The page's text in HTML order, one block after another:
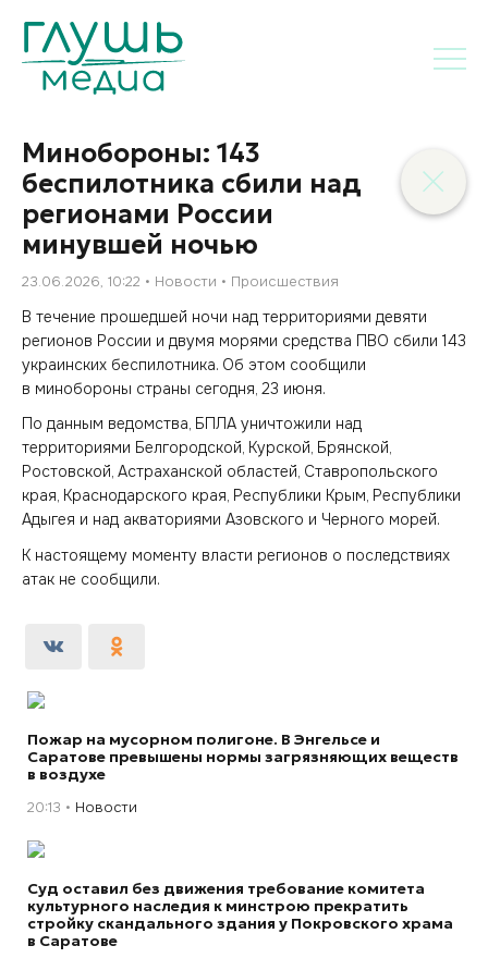
Минобороны: 143
беспилотника сбили над
регионами России
минувшей ночью
23.06.2026, 10:22 Новости Происшествия
В течение прошедшей ночи над территориями девяти
регионов России и двумя морями средства ПВО сбили 143
украинских беспилотника. Об этом сообщили
в минобороны страны сегодня, 23 июня.
По данным ведомства, БПЛА уничтожили над
территориями Белгородской, Курской, Брянской,
Ростовской, Астраханской областей, Ставропольского
края, Краснодарского края, Республики Крым, Республики
Адыгея и над акваториями Азовского и Черного морей.
К настоящему моменту власти регионов о последствиях
атак не сообщили.
Пожар на мусорном полигоне. В Энгельсе и
Саратове превышены нормы загрязняющих веществ
в воздухе
20:13 Новости
Суд оставил без движения требование комитета
культурного наследия к минстрою прекратить
стройку скандального здания у Покровского храма
в Саратове